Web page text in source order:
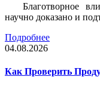
Благотворное
научно доказано и
Подробнее
04.08.2026
Как Проверить